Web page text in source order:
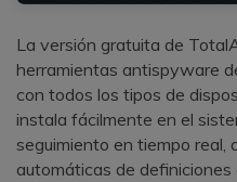
La versión gratuita de
herramientas antispyware
con todos los tipos de
instala fácilmente en el
seguimiento en tiempo real,
automáticas de definiciones